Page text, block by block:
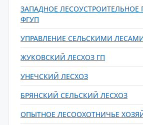
ЗАПАДНОЕ ЛЕСОУСТРОИТЕЛЬНОЕ
ФГУП
УПРАВЛЕНИЕ СЕЛЬСКИМИ
ЖУКОВСКИЙ ЛЕСХОЗ ГП
УНЕЧСКИЙ ЛЕСХОЗ
БРЯНСКИЙ СЕЛЬСКИЙ ЛЕСХОЗ
ОПЫТНОЕ ЛЕСООХОТНИЧЬЕ